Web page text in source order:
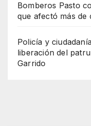
Bomberos Pasto
que afectó más de
Policía y
liberación del
Garrido